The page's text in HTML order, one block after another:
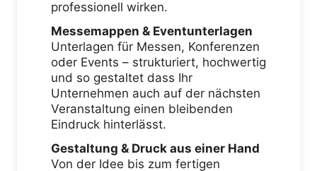
professionell wirken.
Messemappen & Eventunterlagen
Unterlagen für Messen, Konferenzen
oder Events – strukturiert, hochwertig
und so gestaltet dass Ihr
Unternehmen auch auf der nächsten
Veranstaltung einen bleibenden
Eindruck hinterlässt.
Gestaltung & Druck aus einer Hand
Von der Idee bis zum fertigen